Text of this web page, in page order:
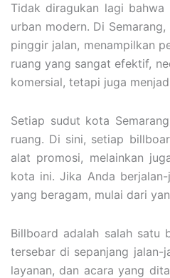
Tidak diragukan lagi
urban modern. Di
pinggir jalan, menampilkan
ruang yang sangat efektif,
komersial, tetapi juga
Setiap sudut kota
ruang. Di sini, setiap
alat promosi, melainkan
kota ini. Jika Anda
yang beragam, mulai dari
Billboard adalah salah satu
tersebar di sepanjang jalan-
layanan, dan acara yang